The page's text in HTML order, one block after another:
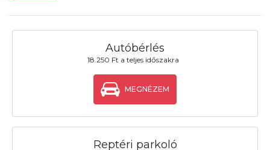
Autóbérlés
18.250 Ft a teljes időszakra
MEGNÉZEM
Reptéri parkoló